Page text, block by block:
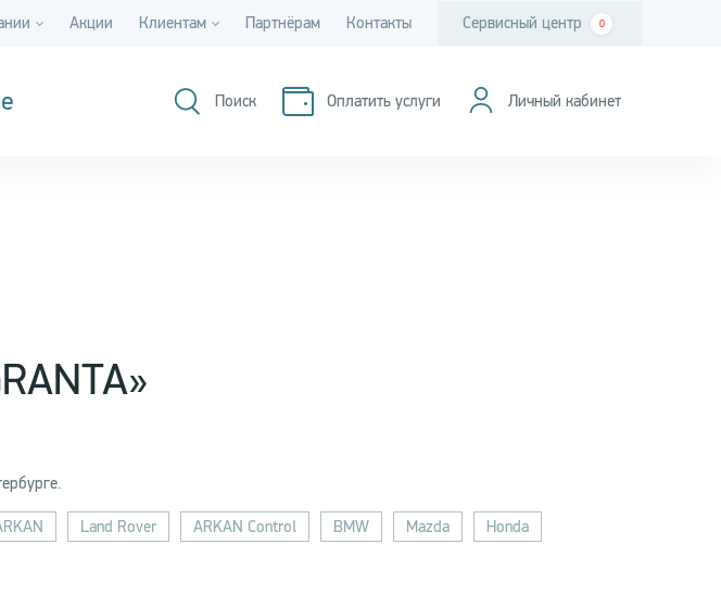
Акции Клиентам Партнёрам Контакты Сервисный центр 0
Поиск Оплатить услуги Личный кабинет
Land Rover ARKAN Control BMW Mazda Honda